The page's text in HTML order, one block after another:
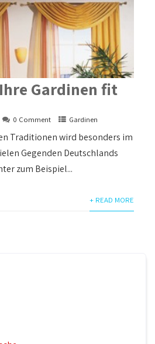
Gardinen fit
0 Comment Gardinen
Traditionen wird besonders im
Gegenden Deutschlands
zum Beispiel...
+ READ MORE